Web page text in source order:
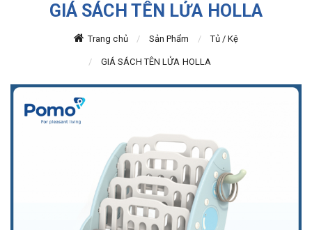
GIÁ SÁCH TÊN LỬA HOLLA
Trang chủ Sản Phẩm Tủ / Kệ
GIÁ SÁCH TÊN LỬA HOLLA